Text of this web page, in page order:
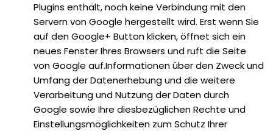
Plugins enthält, noch keine Verbindung mit den
Servern von Google hergestellt wird. Erst wenn Sie
auf den Google+ Button klicken, öffnet sich ein
neues Fenster Ihres Browsers und ruft die Seite
von Google auf.Informationen über den Zweck und
Umfang der Datenerhebung und die weitere
Verarbeitung und Nutzung der Daten durch
Google sowie Ihre diesbezüglichen Rechte und
Einstellungsmöglichkeiten zum Schutz Ihrer